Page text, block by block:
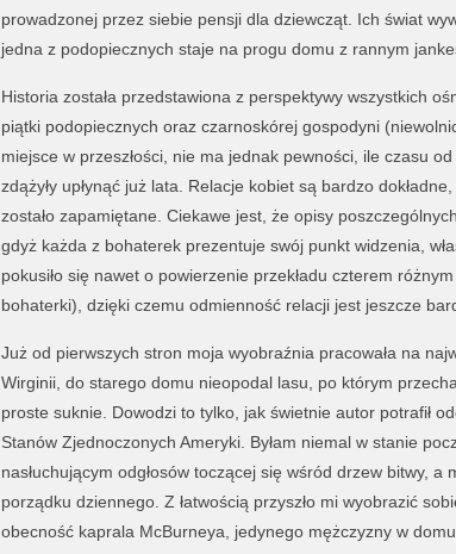
prowadzonej przez siebie pensji dla dziewcząt. Ich świat
jedna z podopiecznych staje na progu domu z rannym
Historia została przedstawiona z perspektywy wszystkich
piątki podopiecznych oraz czarnoskórej gospodyni
miejsce w przeszłości, nie ma jednak pewności, ile czasu
zdążyły upłynąć już lata. Relacje kobiet są bardzo
zostało zapamiętane. Ciekawe jest, że opisy
gdyż każda z bohaterek prezentuje swój punkt widzenia,
pokusiło się nawet o powierzenie przekładu czterem
bohaterki), dzięki czemu odmienność relacji jest jeszcze
Już od pierwszych stron moja wyobraźnia pracowała na
Wirginii, do starego domu nieopodal lasu, po którym
proste suknie. Dowodzi to tylko, jak świetnie autor potrafił
Stanów Zjednoczonych Ameryki. Byłam niemal w stanie
nasłuchującym odgłosów toczącej się wśród drzew bitwy,
porządku dziennego. Z łatwością przyszło mi wyobrazić
obecność kaprala McBurneya, jedynego mężczyzny w domu.